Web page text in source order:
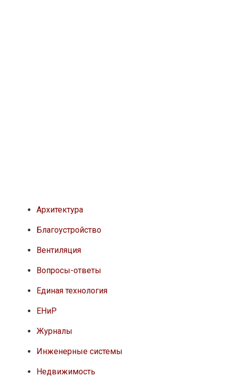
Архитектура
Благоустройство
Вентиляция
Вопросы-ответы
Единая технология
ЕНиР
Журналы
Инженерные системы
Недвижимость